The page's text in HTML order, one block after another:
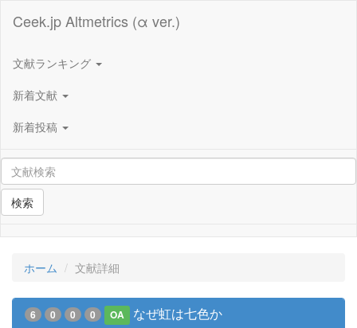
Ceek.jp Altmetrics (α ver.)
文献ランキング
新着文献
新着投稿
検索
ホーム 文献詳細
6 0 0 0 OA なぜ虹は七色か